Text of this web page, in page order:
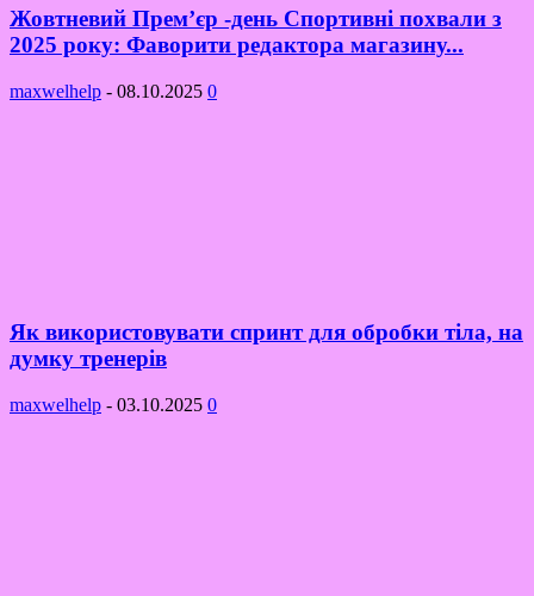
Жовтневий Прем’єр -день Спортивні похвали з
2025 року: Фаворити редактора магазину...
maxwelhelp - 08.10.2025 0
Як використовувати спринт для обробки тіла, на
думку тренерів
maxwelhelp - 03.10.2025 0